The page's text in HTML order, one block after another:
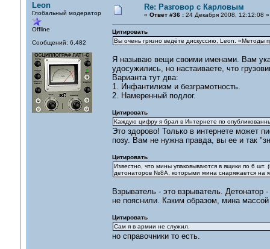
Leon
Глобальный модератор
Offline
Сообщений: 6,482
Re: Разговор с Карловым
« Ответ #36 :24 Декабря 2008, 12:12:08 »
Цитировать
Вы очень грязно ведёте дискуссию, Leon. «Методы
Я называю вещи своими именами. Вам
удосужились, но настаиваете, что
Варианта тут два:
1. Инфантилизм и безграмотность.
2. Намеренный подлог.
Цитировать
Каждую цифру я брал в Интернете по
Это здорово! Только в интернете может
позу. Вам не нужна правда, вы ее и так
Цитировать
Известно, что мины упаковываются в ящики по 6
детонаторов №8А, которыми мина снаряжается на
Взрыватель - это взрыватель. Детонатор
не пояснили. Каким образом, мина
Цитировать
Сам я в армии не служил.
но справочники то есть.